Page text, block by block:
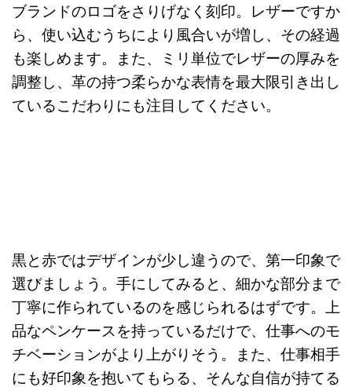
ブランドのロゴをさりげなく刻印。レザーですか
ら、使い込むうちにより風合いが増し、その経過
も楽しめます。また、ミリ単位でレザーの厚みを
調整し、革の持つ柔らかな表情を最大限引き出し
ているこだわりにも注目してください。
黒と赤ではデザインが少し違うので、第一印象で
選びましょう。手にしてみると、細かな部分まで
丁寧に作られているのを感じられるはずです。上
品なペンケースを持っているだけで、仕事へのモ
チベーションがより上がりそう。また、仕事相手
にも好印象を抱いてもらる、そんな自信が持てる